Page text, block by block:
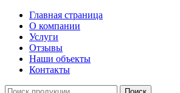
Главная страница
О компании
Услуги
Отзывы
Наши объекты
Контакты